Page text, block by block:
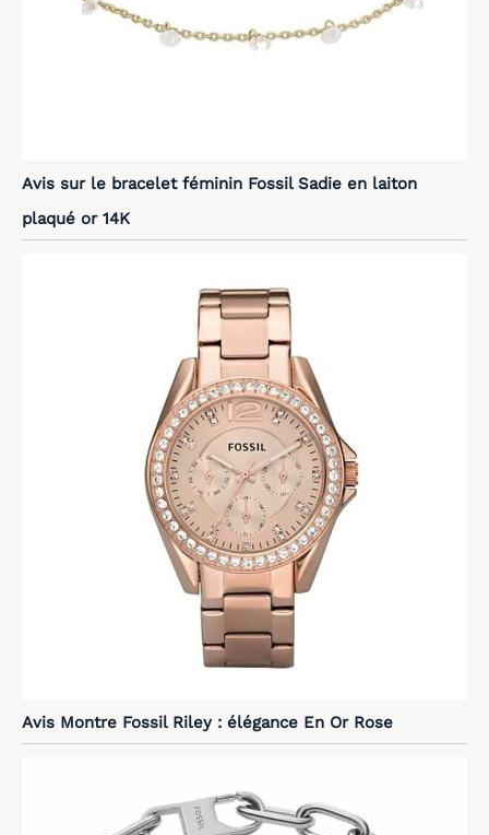
Avis sur le bracelet féminin Fossil Sadie en laiton
plaqué or 14K
Avis Montre Fossil Riley : élégance En Or Rose